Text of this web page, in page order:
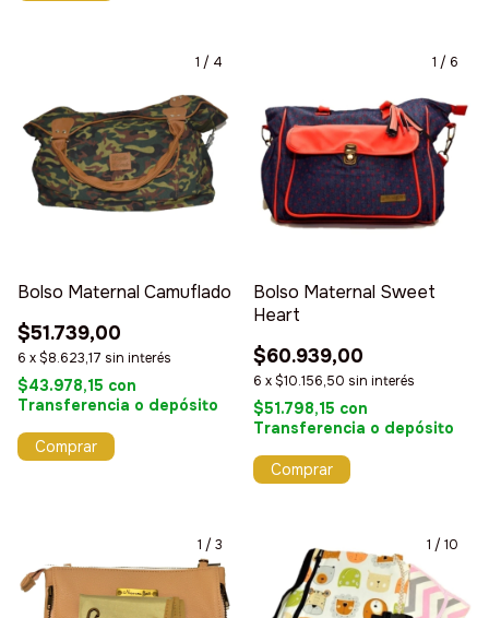
1 / 4
Bolso Maternal Camuflado
$51.739,00
6 x$8.623,17 sin interés
$43.978,15 con
Transferencia o depósito
1 / 6
Bolso Maternal Sweet
Heart
$60.939,00
6 x$10.156,50 sin interés
$51.798,15 con
Transferencia o depósito
Comprar
1 / 3 1 / 10